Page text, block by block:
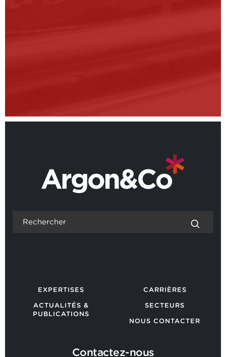
EXPERTISES
ACTUALITÉS &
PUBLICATIONS
CARRIÈRES
SECTEURS
NOUS CONTACTER
Contactez-nous